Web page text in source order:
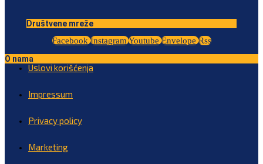
Društvene mreže
Facebook Instagram Youtube Envelope Rss
O nama
Uslovi korišćenja
Impressum
Privacy policy
Marketing